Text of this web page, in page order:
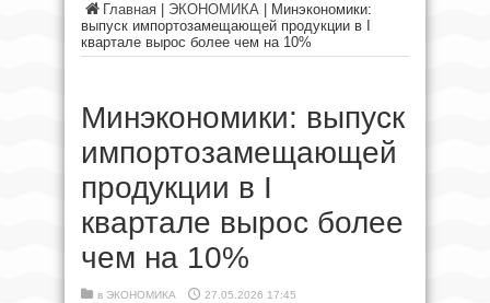
Главная ЭКОНОМИКА
Минэкономики:
выпуск импортозамещающей продукции в I
квартале вырос более чем на 10%
Минэкономики: выпуск
импортозамещающей
продукции в I
квартале вырос более
чем на 10%
в ЭКОНОМИКА 27.05.2026 17:45